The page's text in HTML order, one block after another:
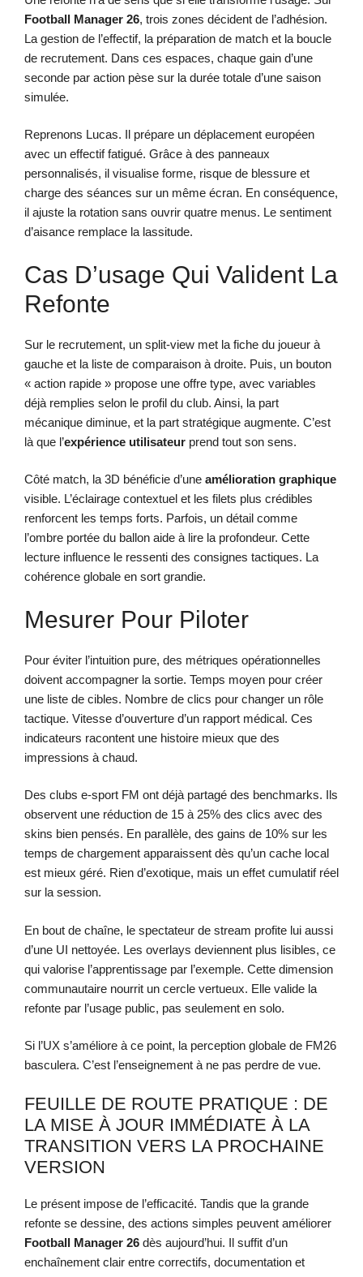
Football Manager 26, trois zones décident de l’adhésion.
La gestion de l’effectif, la préparation de match et la boucle
de recrutement. Dans ces espaces, chaque gain d’une
seconde par action pèse sur la durée totale d’une saison
simulée.
Reprenons Lucas. Il prépare un déplacement européen
avec un effectif fatigué. Grâce à des panneaux
personnalisés, il visualise forme, risque de blessure et
charge des séances sur un même écran. En conséquence,
il ajuste la rotation sans ouvrir quatre menus. Le sentiment
d’aisance remplace la lassitude.
Cas D’usage Qui Valident La
Refonte
Sur le recrutement, un split-view met la fiche du joueur à
gauche et la liste de comparaison à droite. Puis, un bouton
« action rapide » propose une offre type, avec variables
déjà remplies selon le profil du club. Ainsi, la part
mécanique diminue, et la part stratégique augmente. C’est
là que l’expérience utilisateur prend tout son sens.
Côté match, la 3D bénéficie d’une amélioration graphique
visible. L’éclairage contextuel et les filets plus crédibles
renforcent les temps forts. Parfois, un détail comme
l’ombre portée du ballon aide à lire la profondeur. Cette
lecture influence le ressenti des consignes tactiques. La
cohérence globale en sort grandie.
Mesurer Pour Piloter
Pour éviter l’intuition pure, des métriques opérationnelles
doivent accompagner la sortie. Temps moyen pour créer
une liste de cibles. Nombre de clics pour changer un rôle
tactique. Vitesse d’ouverture d’un rapport médical. Ces
indicateurs racontent une histoire mieux que des
impressions à chaud.
Des clubs e-sport FM ont déjà partagé des benchmarks. Ils
observent une réduction de 15 à 25% des clics avec des
skins bien pensés. En parallèle, des gains de 10% sur les
temps de chargement apparaissent dès qu’un cache local
est mieux géré. Rien d’exotique, mais un effet cumulatif réel
sur la session.
En bout de chaîne, le spectateur de stream profite lui aussi
d’une UI nettoyée. Les overlays deviennent plus lisibles, ce
qui valorise l’apprentissage par l’exemple. Cette dimension
communautaire nourrit un cercle vertueux. Elle valide la
refonte par l’usage public, pas seulement en solo.
Si l’UX s’améliore à ce point, la perception globale de FM26
basculera. C’est l’enseignement à ne pas perdre de vue.
FEUILLE DE ROUTE PRATIQUE : DE
LA MISE À JOUR IMMÉDIATE À LA
TRANSITION VERS LA PROCHAINE
VERSION
Le présent impose de l’efficacité. Tandis que la grande
refonte se dessine, des actions simples peuvent améliorer
Football Manager 26 dès aujourd’hui. Il suffit d’un
enchaînement clair entre correctifs, documentation et